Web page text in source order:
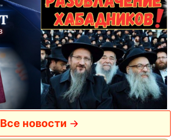
Все новости